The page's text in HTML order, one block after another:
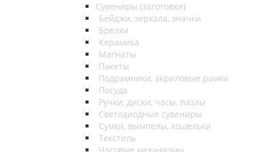
Сувениры (заготовки)
Бейджи, зеркала, значки
Брелки
Керамика
Магниты
Пакеты
Подрамники, акриловые рамки
Посуда
Ручки, диски, часы, пазлы
Светодиодные сувениры
Сумки, вымпелы, кошельки
Текстиль